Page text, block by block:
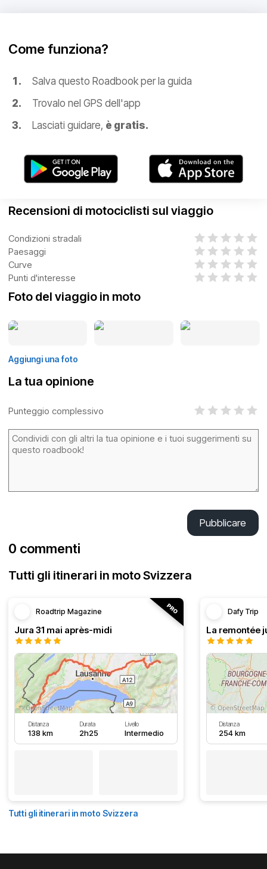
Come funziona?
Salva questo Roadbook per la guida
Trovalo nel GPS dell'app
Lasciati guidare, è gratis.
Recensioni di motociclisti sul viaggio
Condizioni stradali
Paesaggi
Curve
Punti d'interesse
Foto del viaggio in moto
Aggiungi una foto
La tua opinione
Punteggio complessivo
Pubblicare
0 commenti
Tutti gli itinerari in moto Svizzera
Roadtrip Magazine
Jura 31 mai après-midi
Distanza
138 km
Durata
2h25
Livello
Intermedio
Dafy Trip
La remontée
Distanza
254 km
Tutti gli itinerari in moto Svizzera